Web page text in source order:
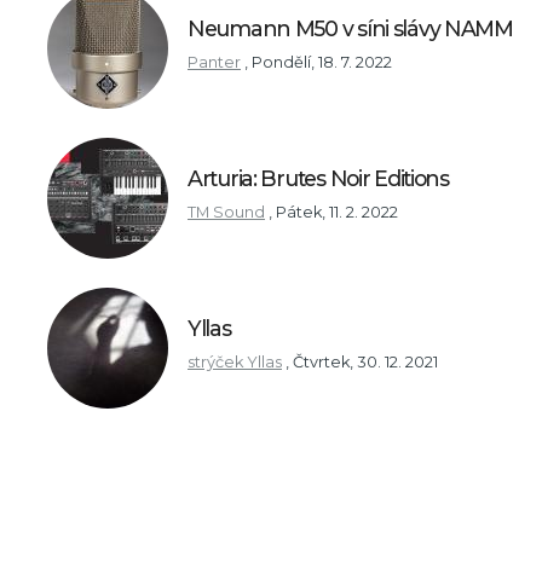
Neumann M50 v síni slávy NAMM
Panter Pondělí, 18. 7. 2022
Arturia: Brutes Noir Editions
TM Sound Pátek, 11. 2. 2022
Yllas
strýček Yllas Čtvrtek, 30. 12. 2021